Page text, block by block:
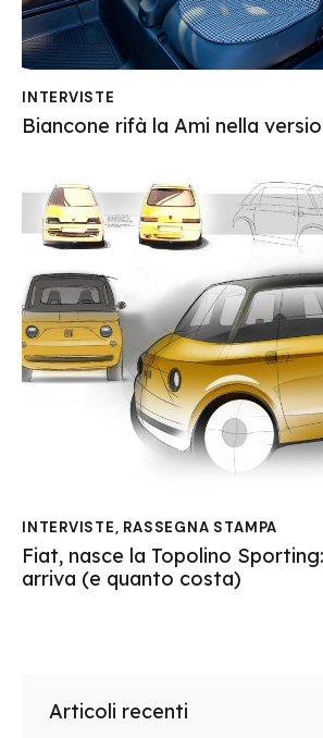
INTERVISTE
Biancone rifà la Ami nella
INTERVISTE, RASSEGNA STAMPA
Fiat, nasce la Topolino
arriva (e quanto costa)
Articoli recenti